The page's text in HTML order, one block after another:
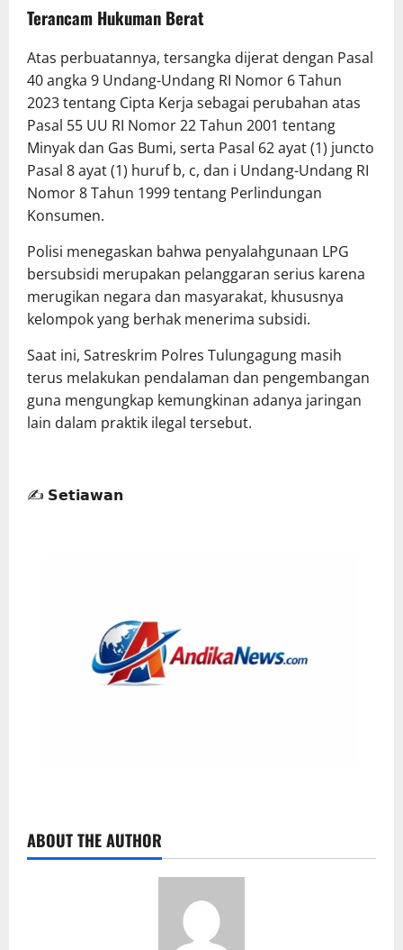
Terancam Hukuman Berat
Atas perbuatannya, tersangka dijerat dengan Pasal
40 angka 9 Undang-Undang RI Nomor 6 Tahun
2023 tentang Cipta Kerja sebagai perubahan atas
Pasal 55 UU RI Nomor 22 Tahun 2001 tentang
Minyak dan Gas Bumi, serta Pasal 62 ayat (1) juncto
Pasal 8 ayat (1) huruf b, c, dan i Undang-Undang RI
Nomor 8 Tahun 1999 tentang Perlindungan
Konsumen.
Polisi menegaskan bahwa penyalahgunaan LPG
bersubsidi merupakan pelanggaran serius karena
merugikan negara dan masyarakat, khususnya
kelompok yang berhak menerima subsidi.
Saat ini, Satreskrim Polres Tulungagung masih
terus melakukan pendalaman dan pengembangan
guna mengungkap kemungkinan adanya jaringan
lain dalam praktik ilegal tersebut.
✍️ 𝗦𝗲𝘁𝗶𝗮𝘄𝗮𝗻
ABOUT THE AUTHOR